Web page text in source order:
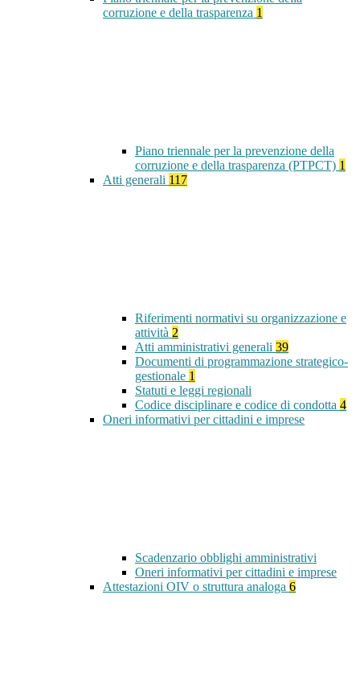
corruzione e della trasparenza 1
Piano triennale per la prevenzione della
corruzione e della trasparenza (PTPCT) 1
Atti generali 117
Riferimenti normativi su organizzazione e
attività 2
Atti amministrativi generali 39
Documenti di programmazione strategico-
gestionale 1
Statuti e leggi regionali
Codice disciplinare e codice di condotta 4
Oneri informativi per cittadini e imprese
Scadenzario obblighi amministrativi
Oneri informativi per cittadini e imprese
Attestazioni OIV o struttura analoga 6